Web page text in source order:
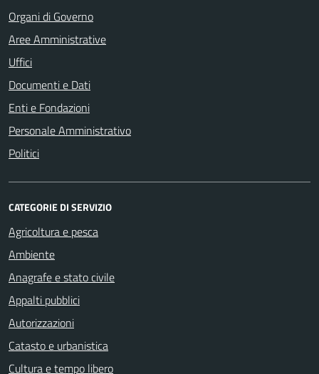
Organi di Governo
Aree Amministrative
Uffici
Documenti e Dati
Enti e Fondazioni
Personale Amministrativo
Politici
CATEGORIE DI SERVIZIO
Agricoltura e pesca
Ambiente
Anagrafe e stato civile
Appalti pubblici
Autorizzazioni
Catasto e urbanistica
Cultura e tempo libero